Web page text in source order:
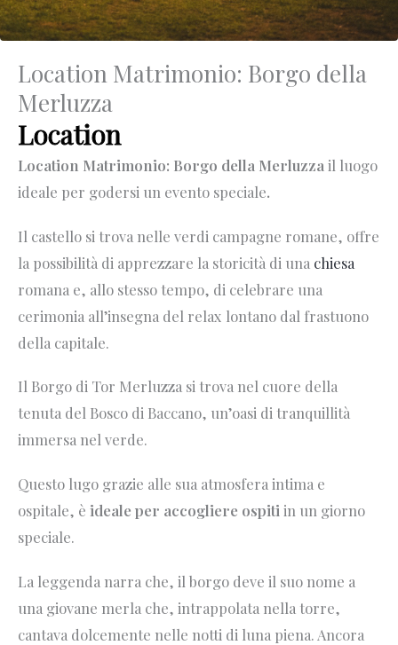
Location Matrimonio: Borgo della
Merluzza
Location
Location Matrimonio: Borgo della Merluzza il luogo
ideale per godersi un evento speciale.
Il castello si trova nelle verdi campagne romane, offre
la possibilità di apprezzare la storicità di una chiesa
romana e, allo stesso tempo, di celebrare una
cerimonia all’insegna del relax lontano dal frastuono
della capitale.
Il Borgo di Tor Merluzza si trova nel cuore della
tenuta del Bosco di Baccano, un’oasi di tranquillità
immersa nel verde.
Questo lugo grazie alle sua atmosfera intima e
ospitale, è ideale per accogliere ospiti in un giorno
speciale.
La leggenda narra che, il borgo deve il suo nome a
una giovane merla che, intrappolata nella torre,
cantava dolcemente nelle notti di luna piena. Ancora